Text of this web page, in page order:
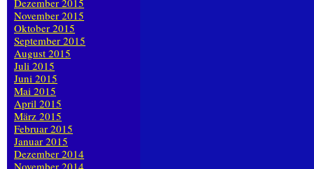
Dezember 2015
November 2015
Oktober 2015
September 2015
August 2015
Juli 2015
Juni 2015
Mai 2015
April 2015
März 2015
Februar 2015
Januar 2015
Dezember 2014
November 2014